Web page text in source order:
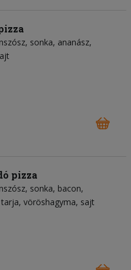
sonka ananász
pizza
sonka bacon
tarja vöröshagyma sajt